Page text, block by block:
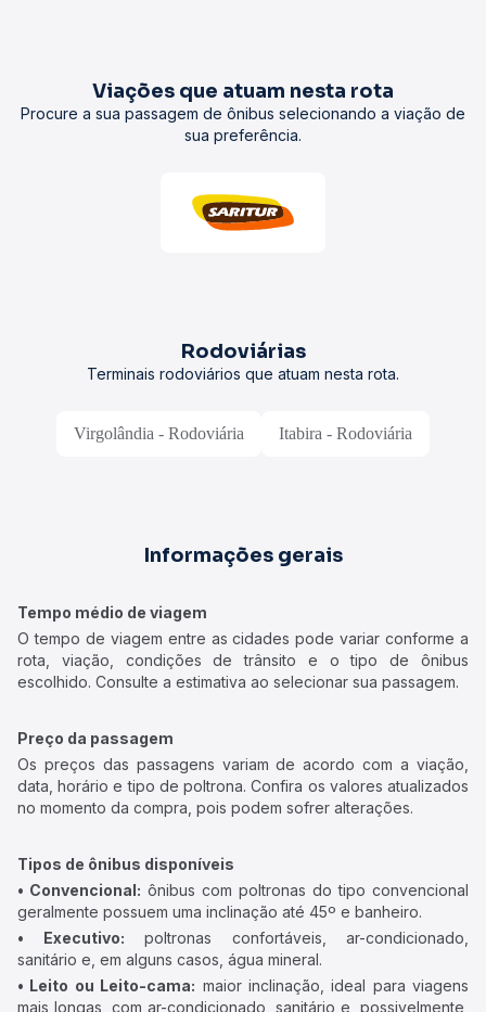
Viações que atuam nesta rota
Procure a sua passagem de ônibus selecionando a viação de
sua preferência.
Rodoviárias
Terminais rodoviários que atuam nesta rota.
Virgolândia - Rodoviária Itabira - Rodoviária
Informações gerais
Tempo médio de viagem
O tempo de viagem entre as cidades pode variar conforme a
rota, viação, condições de trânsito e o tipo de ônibus
escolhido. Consulte a estimativa ao selecionar sua passagem.
Preço da passagem
Os preços das passagens variam de acordo com a viação,
data, horário e tipo de poltrona. Confira os valores atualizados
no momento da compra, pois podem sofrer alterações.
Tipos de ônibus disponíveis
• Convencional: ônibus com poltronas do tipo convencional
geralmente possuem uma inclinação até 45º e banheiro.
• Executivo: poltronas confortáveis, ar-condicionado,
sanitário e, em alguns casos, água mineral.
• Leito ou Leito-cama: maior inclinação, ideal para viagens
mais longas, com ar-condicionado, sanitário e, possivelmente,